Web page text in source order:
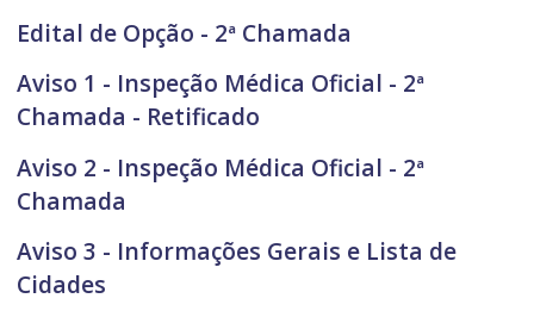
Edital de Opção - 2ª Chamada
Aviso 1 - Inspeção Médica Oficial - 2ª
Chamada - Retificado
Aviso 2 - Inspeção Médica Oficial - 2ª
Chamada
Aviso 3 - Informações Gerais e Lista de
Cidades